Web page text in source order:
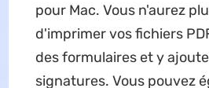
pour Mac. Vous n'aurez
d'imprimer vos fichiers
des formulaires et y
signatures. Vous pouvez